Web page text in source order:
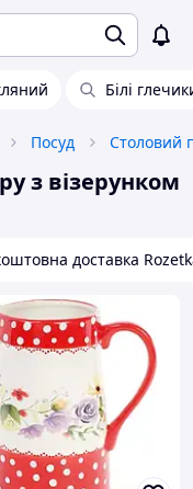
Білі
Посуд Столовий
з візерунком
доставка